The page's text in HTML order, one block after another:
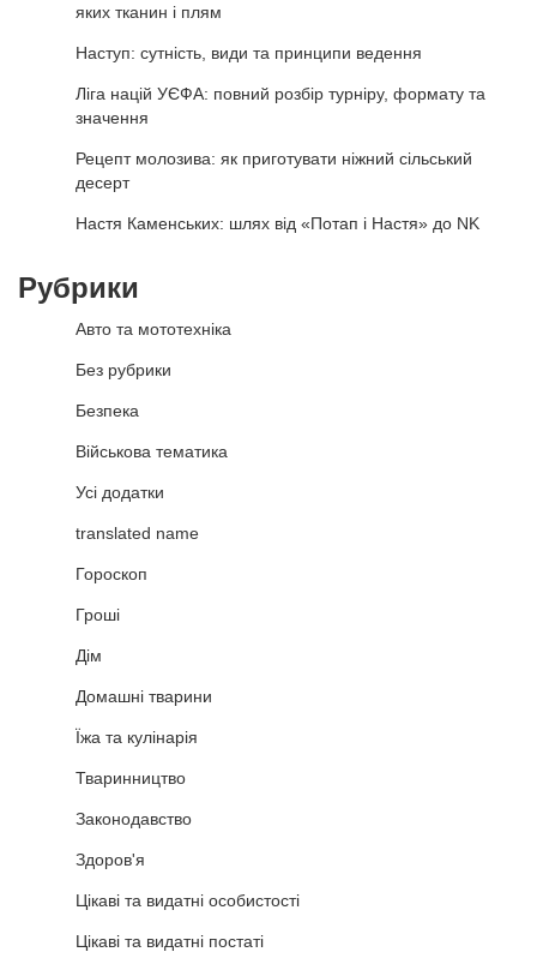
яких тканин і плям
Наступ: сутність, види та принципи ведення
Ліга націй УЄФА: повний розбір турніру, формату та
значення
Рецепт молозива: як приготувати ніжний сільський
десерт
Настя Каменських: шлях від «Потап і Настя» до NK
Рубрики
Авто та мототехніка
Без рубрики
Безпека
Військова тематика
Усі додатки
translated name
Гороскоп
Гроші
Дім
Домашні тварини
Їжа та кулінарія
Тваринництво
Законодавство
Здоров'я
Цікаві та видатні особистості
Цікаві та видатні постаті